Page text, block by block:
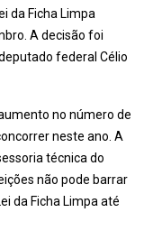
da Ficha Limpa
A decisão foi
federal Célio
no número de
neste ano. A
técnica do
não pode barrar
da Ficha Limpa até